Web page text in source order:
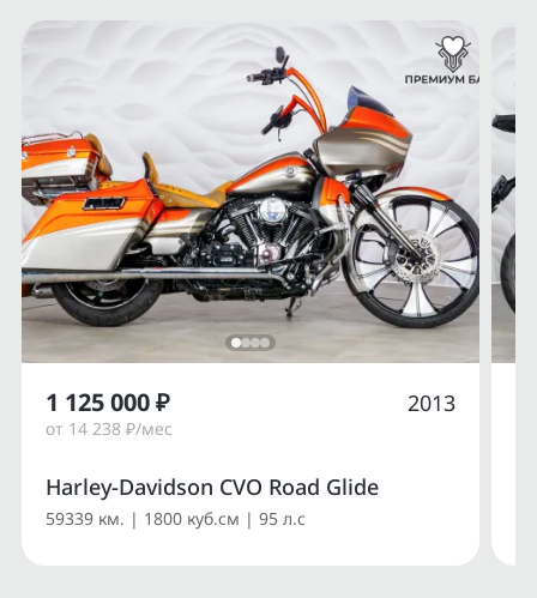
Harley-Davidson CVO Road Glide
59339 км. | 1800 куб.см | 95 л.с
1 125 000 ₽
от 14 238 ₽/мес
2013